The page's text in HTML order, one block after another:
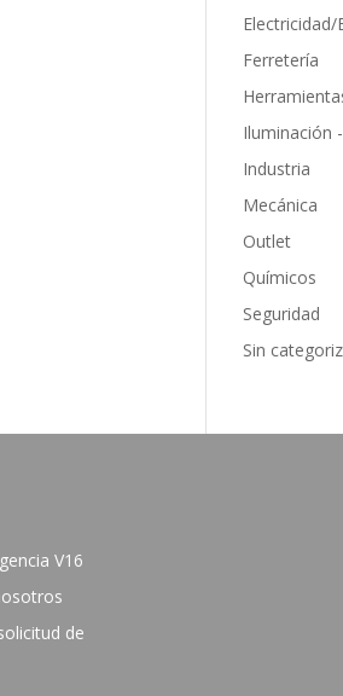
Electricidad/
Ferretería
Iluminación
Industria
Mecánica
Outlet
Químicos
Seguridad
Sin
V16
de